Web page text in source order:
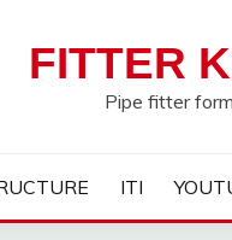
FITTER
Pipe fitter
ITI